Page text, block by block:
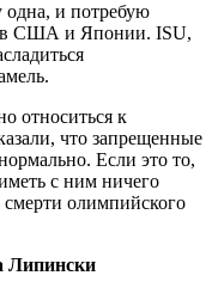
одна, и потребую
США и Японии. ISU,
относиться к
что запрещенные
Если это то,
с ним ничего
олимпийского
Липински